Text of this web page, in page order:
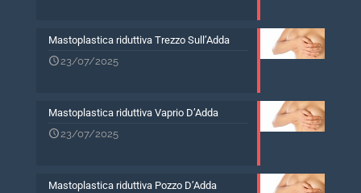
Mastoplastica riduttiva Trezzo Sull’Adda
23/07/2025
Mastoplastica riduttiva Vaprio D’Adda
23/07/2025
Mastoplastica riduttiva Pozzo D’Adda